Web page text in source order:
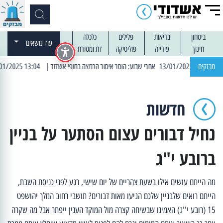
ביטחון בריאות פלילים
כלכלה
חינוך
עירייה פוליטיקה דת ומסורת
עוד נושאים
מבזקים | 13:04 14/01/2025 עובדים בלילות: עבודות קרצוף וריבוד אספלט
חדשות
נחיל דבורים עצום הסתער על בניין
ברובע י"ג
מה הייתם עושים אילו בשעת צהריים של יום שישי, רגע לפני כניסת השבת,
הייתם רואים שלבניין שלכם הגיעו מאות דבורים? תושבי רחוב המלך יהושפט
15 (רובע י''ג) האמינו שבשיחה קצרה מול המוקד הענין ייפתר אבל מה שקרה